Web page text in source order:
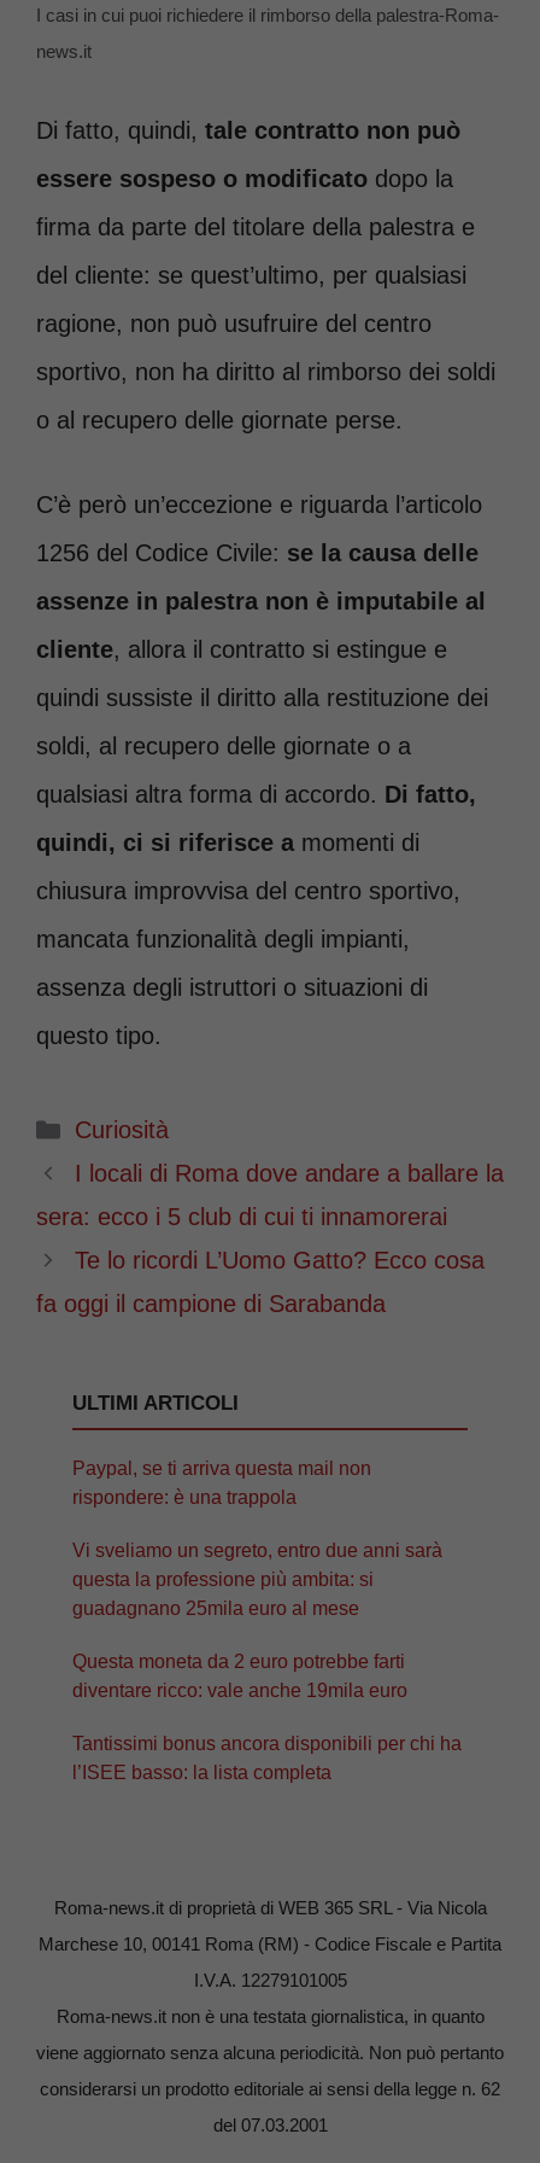
I casi in cui puoi richiedere il rimborso della palestra-Roma-
news.it
Di fatto, quindi, tale contratto non può
essere sospeso o modificato dopo la
firma da parte del titolare della palestra e
del cliente: se quest’ultimo, per qualsiasi
ragione, non può usufruire del centro
sportivo, non ha diritto al rimborso dei soldi
o al recupero delle giornate perse.
C’è però un’eccezione e riguarda l’articolo
1256 del Codice Civile: se la causa delle
assenze in palestra non è imputabile al
cliente, allora il contratto si estingue e
quindi sussiste il diritto alla restituzione dei
soldi, al recupero delle giornate o a
qualsiasi altra forma di accordo. Di fatto,
quindi, ci si riferisce a momenti di
chiusura improvvisa del centro sportivo,
mancata funzionalità degli impianti,
assenza degli istruttori o situazioni di
questo tipo.
Categorie
Curiosità
I locali di Roma dove andare a ballare la
sera: ecco i 5 club di cui ti innamorerai
Te lo ricordi L’Uomo Gatto? Ecco cosa
fa oggi il campione di Sarabanda
ULTIMI ARTICOLI
Paypal, se ti arriva questa mail non
rispondere: è una trappola
Vi sveliamo un segreto, entro due anni sarà
questa la professione più ambita: si
guadagnano 25mila euro al mese
Questa moneta da 2 euro potrebbe farti
diventare ricco: vale anche 19mila euro
Tantissimi bonus ancora disponibili per chi ha
l’ISEE basso: la lista completa
Roma-news.it di proprietà di WEB 365 SRL - Via Nicola
Marchese 10, 00141 Roma (RM) - Codice Fiscale e Partita
I.V.A. 12279101005
Roma-news.it non è una testata giornalistica, in quanto
viene aggiornato senza alcuna periodicità. Non può pertanto
considerarsi un prodotto editoriale ai sensi della legge n. 62
del 07.03.2001